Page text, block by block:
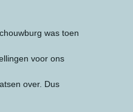
was toen
voor ons
over. Dus